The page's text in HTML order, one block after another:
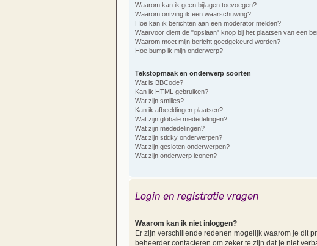
Waarom kan ik geen bijlagen toevoegen?
Waarom ontving ik een waarschuwing?
Hoe kan ik berichten aan een moderator melden?
Waarvoor dient de "opslaan" knop bij het plaatsen van een
Waarom moet mijn bericht goedgekeurd worden?
Hoe bump ik mijn onderwerp?
Tekstopmaak en onderwerp soorten
Wat is BBCode?
Kan ik HTML gebruiken?
Wat zijn smilies?
Kan ik afbeeldingen plaatsen?
Wat zijn globale mededelingen?
Wat zijn mededelingen?
Wat zijn sticky onderwerpen?
Wat zijn gesloten onderwerpen?
Wat zijn onderwerp iconen?
Login en registratie vragen
Waarom kan ik niet inloggen?
Er zijn verschillende redenen mogelijk waarom je dit
beheerder contacteren om zeker te zijn dat je niet